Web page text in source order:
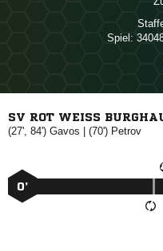
Spiel:
SV ROT WEISS
(27', 84')  | (70') 
0’